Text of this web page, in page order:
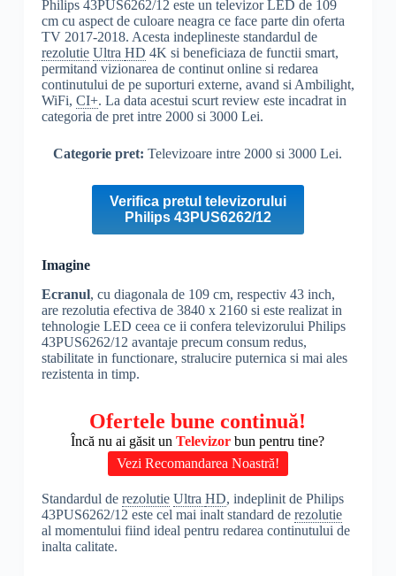
Philips 43PUS6262/12 este un televizor LED de 109
cm cu aspect de culoare neagra ce face parte din oferta
TV 2017-2018. Acesta indeplineste standardul de
rezolutie Ultra HD 4K si beneficiaza de functii smart,
permitand vizionarea de continut online si redarea
continutului de pe suporturi externe, avand si Ambilight,
WiFi, CI+. La data acestui scurt review este incadrat in
categoria de pret intre 2000 si 3000 Lei.
Categorie pret:Televizoare intre 2000 si 3000 Lei.
Verifica pretul televizorului
Philips 43PUS6262/12
Imagine
Ecranul, cu diagonala de 109 cm, respectiv 43 inch,
are rezolutia efectiva de 3840 x 2160 si este realizat in
tehnologie LED ceea ce ii confera televizorului Philips
43PUS6262/12 avantaje precum consum redus,
stabilitate in functionare, stralucire puternica si mai ales
rezistenta in timp.
Ofertele bune continuă!
Încă nu ai găsit unTelevizorbun pentru tine?
Vezi Recomandarea Noastră!
Standardul de rezolutie Ultra HD, indeplinit de Philips
43PUS6262/12 este cel mai inalt standard de rezolutie
al momentului fiind ideal pentru redarea continutului de
inalta calitate.